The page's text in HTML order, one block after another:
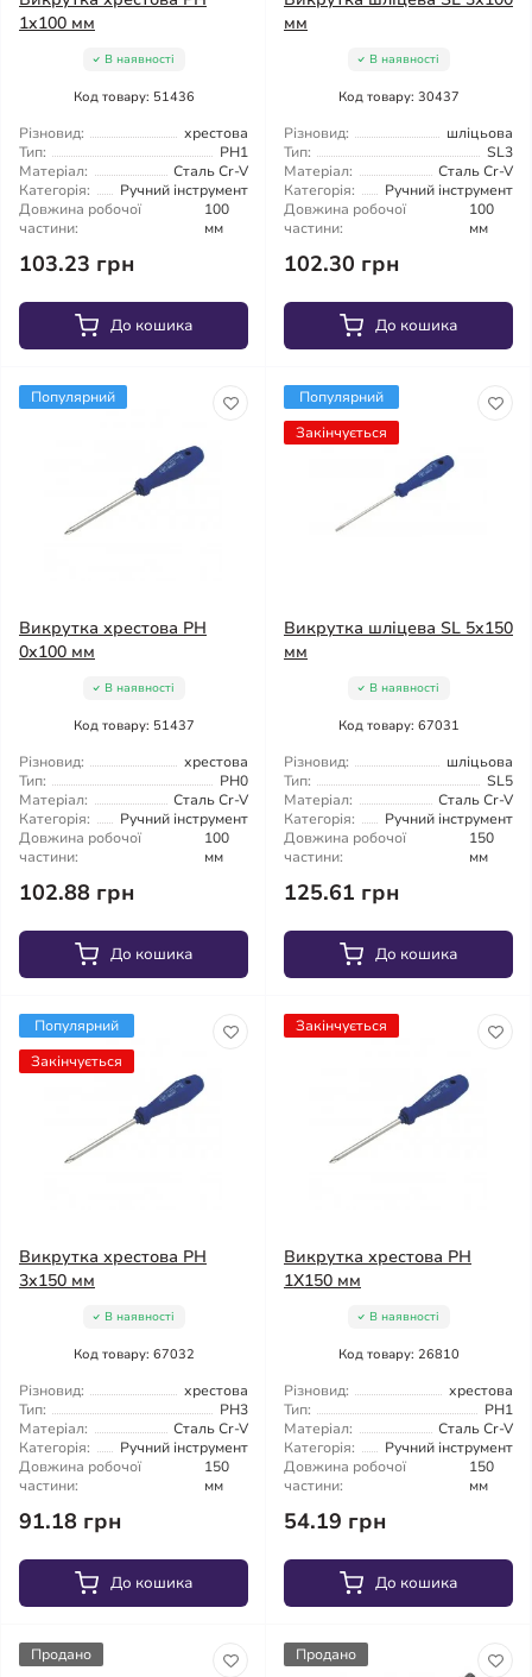
1x100 мм
В наявності
Код товару: 51436
Різновид:
хрестова
Тип:
PH1
Матеріал:
Сталь Cr-V
Категорія:
Ручний інструмент
Довжина робочої
частини:
100
мм
103.23 грн
До кошика
мм
В наявності
Код товару: 30437
Різновид:
шліцьова
Тип:
SL3
Матеріал:
Сталь Cr-V
Категорія:
Ручний інструмент
Довжина робочої
частини:
100
мм
102.30 грн
До кошика
Популярний
Викрутка хрестова PH
0x100 мм
В наявності
Код товару: 51437
Різновид:
хрестова
Тип:
PH0
Матеріал:
Сталь Cr-V
Категорія:
Ручний інструмент
Довжина робочої
частини:
100
мм
102.88 грн
До кошика
Популярний
Закінчується
Викрутка шліцева SL 5x150
мм
В наявності
Код товару: 67031
Різновид:
шліцьова
Тип:
SL5
Матеріал:
Сталь Cr-V
Категорія:
Ручний інструмент
Довжина робочої
частини:
150
мм
125.61 грн
До кошика
Популярний
Закінчується
Викрутка хрестова PH
3x150 мм
В наявності
Код товару: 67032
Різновид:
хрестова
Тип:
PH3
Матеріал:
Сталь Cr-V
Категорія:
Ручний інструмент
Довжина робочої
частини:
150
мм
91.18 грн
До кошика
Закінчується
Викрутка хрестова PH
1X150 мм
В наявності
Код товару: 26810
Різновид:
хрестова
Тип:
PH1
Матеріал:
Сталь Cr-V
Категорія:
Ручний інструмент
Довжина робочої
частини:
150
мм
54.19 грн
До кошика
Продано Продано